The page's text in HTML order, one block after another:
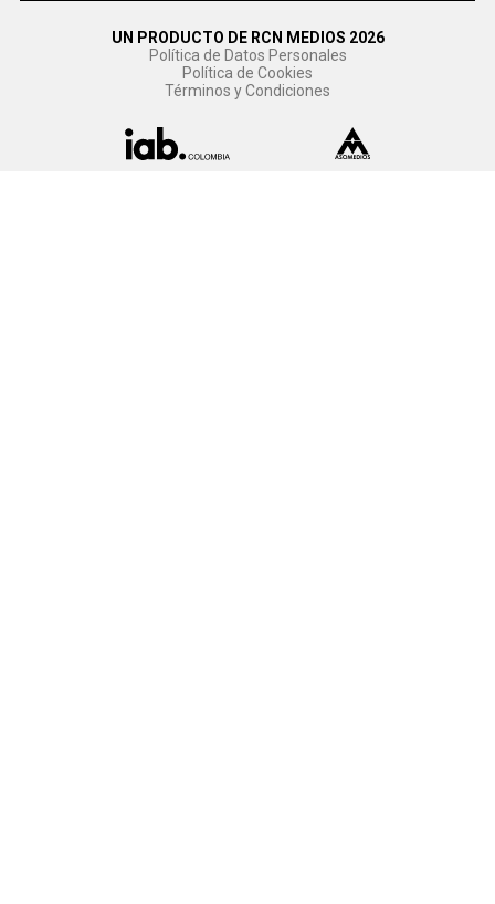
UN PRODUCTO DE RCN MEDIOS 2026
Política de Datos Personales
Política de Cookies
Términos y Condiciones